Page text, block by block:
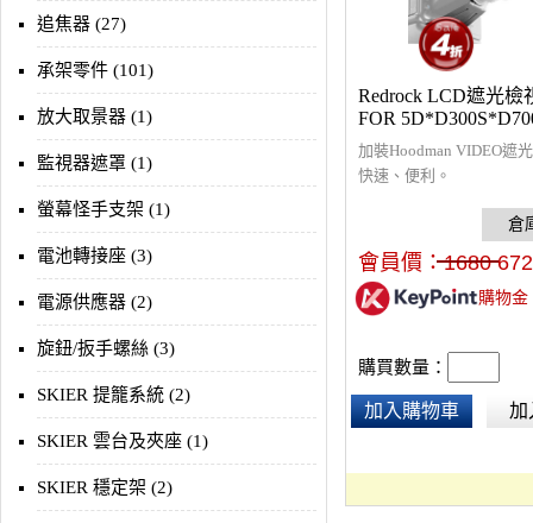
追焦器 (27)
承架零件 (101)
放大取景器 (1)
監視器遮罩 (1)
螢幕怪手支架 (1)
電池轉接座 (3)
電源供應器 (2)
旋鈕/扳手螺絲 (3)
SKIER 提籠系統 (2)
SKIER 雲台及夾座 (1)
SKIER 穩定架 (2)
Redrock LCD遮光檢
FOR
加裝Hoodman VIDEO遮
快速、便利。
會員價：1680 672
購物金
購買數量：
加入購物車 加